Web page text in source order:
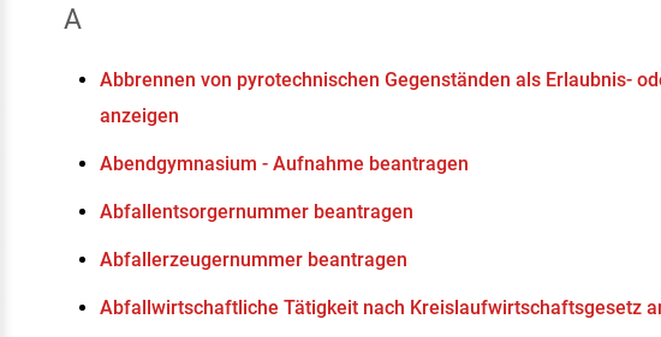
A
Abbrennen von pyrotechnischen Gegenständen als Erlaubnis-
anzeigen
Abendgymnasium - Aufnahme beantragen
Abfallentsorgernummer beantragen
Abfallerzeugernummer beantragen
Abfallwirtschaftliche Tätigkeit nach Kreislaufwirtschaftsgesetz